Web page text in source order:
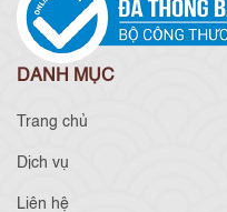
DANH MỤC
Trang chủ
Dịch vụ
Liên hệ